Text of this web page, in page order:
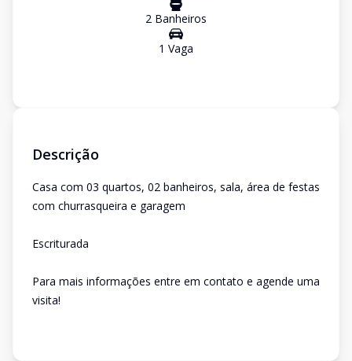
2 Banheiros
1 Vaga
Descrição
Casa com 03 quartos, 02 banheiros, sala, área de festas
com churrasqueira e garagem
Escriturada
Para mais informações entre em contato e agende uma
visita!